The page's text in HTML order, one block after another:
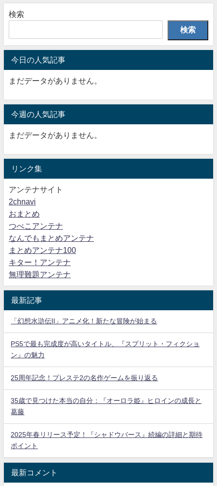
検索
検索
今日の人気記事
まだデータがありません。
今週の人気記事
まだデータがありません。
リンク集
アンテナサイト
2chnavi
おまとめ
つべこアンテナ
なんでもまとめアンテナ
まとめアンテナ100
キター！アンテナ
無理難題アンテナ
最新記事
「幻想水滸伝II」アニメ化！新たな冒険が始まる
PS5で最も完成度が高いタイトル、『スプリット・フィクショ
ン』の魅力
25周年記念！プレステ2の名作ゲームを振り返る
35歳で見つけた本当の自分：『オーロラ姫』ヒロインの成長と
葛藤
2025年春リリース予定！『シャドウバース』続編の詳細と期待
ポイント
最新コメント